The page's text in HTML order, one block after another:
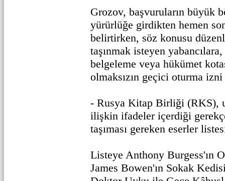
Grozov, başvuruların büyük
yürürlüğe girdikten hemen
belirtirken, söz konusu
taşınmak isteyen
belgeleme veya hükümet
olmaksızın geçici oturma
- Rusya Kitap Birliği (RKS),
ilişkin ifadeler içerdiği
taşıması gereken eserler
Listeye Anthony Burgess'ın
James Bowen'ın Sokak